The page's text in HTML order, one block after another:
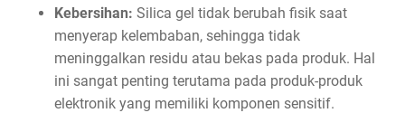
Kebersihan: Silica gel tidak berubah fisik saat
menyerap kelembaban, sehingga tidak
meninggalkan residu atau bekas pada produk. Hal
ini sangat penting terutama pada produk-produk
elektronik yang memiliki komponen sensitif.